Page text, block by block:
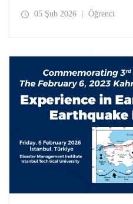
de erkeklerde ikincilik elde etti.
05 Şub 2026 Öğrenci